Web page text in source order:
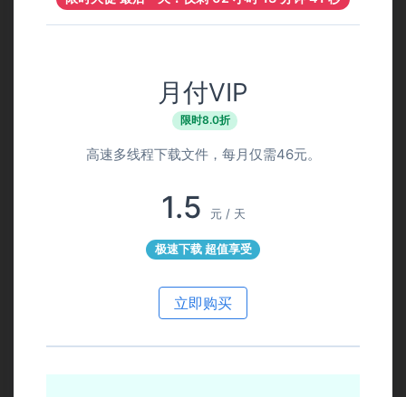
月付VIP
限时8.0折
高速多线程下载文件，每月仅需46元。
1.5 元 / 天
极速下载 超值享受
立即购买